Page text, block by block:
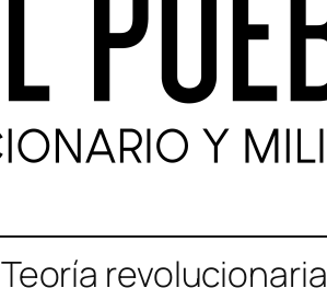
Teoría revolucionaria